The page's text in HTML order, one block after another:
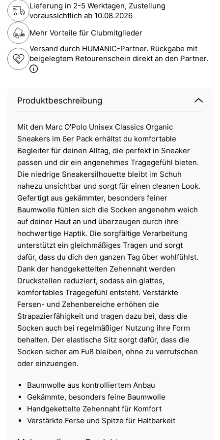
Lieferung in 2-5 Werktagen, Zustellung
voraussichtlich ab 10.08.2026
Mehr Vorteile für Clubmitglieder
Versand durch HUMANIC-Partner. Rückgabe mit
beigelegtem Retourenschein direkt an den Partner.
Produktbeschreibung
Mit den Marc O'Polo Unisex Classics Organic
Sneakers im 6er Pack erhältst du komfortable
Begleiter für deinen Alltag, die perfekt in Sneaker
passen und dir ein angenehmes Tragegefühl bieten.
Die niedrige Sneakersilhouette bleibt im Schuh
nahezu unsichtbar und sorgt für einen cleanen Look.
Gefertigt aus gekämmter, besonders feiner
Baumwolle fühlen sich die Socken angenehm weich
auf deiner Haut an und überzeugen durch ihre
hochwertige Haptik. Die sorgfältige Verarbeitung
unterstützt ein gleichmäßiges Tragen und sorgt
dafür, dass du dich den ganzen Tag über wohlfühlst.
Dank der handgekettelten Zehennaht werden
Druckstellen reduziert, sodass ein glattes,
komfortables Tragegefühl entsteht. Verstärkte
Fersen- und Zehenbereiche erhöhen die
Strapazierfähigkeit und tragen dazu bei, dass die
Socken auch bei regelmäßiger Nutzung ihre Form
behalten. Der elastische Sitz sorgt dafür, dass die
Socken sicher am Fuß bleiben, ohne zu verrutschen
oder einzuengen.
Baumwolle aus kontrolliertem Anbau
Gekämmte, besonders feine Baumwolle
Handgekettelte Zehennaht für Komfort
Verstärkte Ferse und Spitze für Haltbarkeit